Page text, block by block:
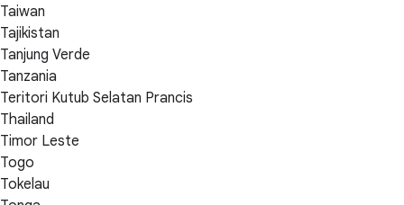
Taiwan
Tajikistan
Tanjung Verde
Tanzania
Teritori Kutub Selatan Prancis
Thailand
Timor Leste
Togo
Tokelau